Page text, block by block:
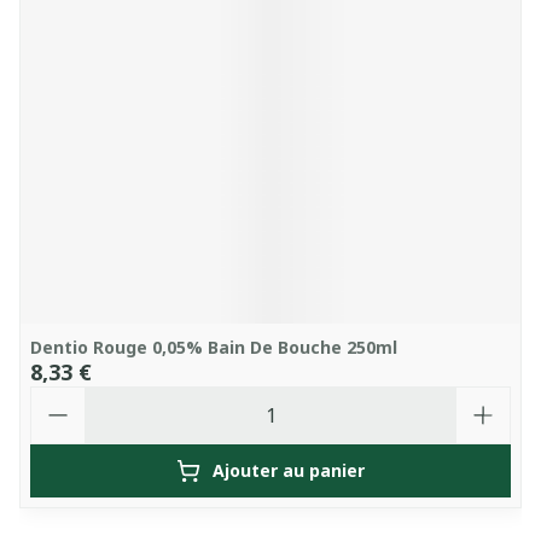
Dentio Rouge 0,05% Bain De Bouche 250ml
8,33 €
Ajouter au panier